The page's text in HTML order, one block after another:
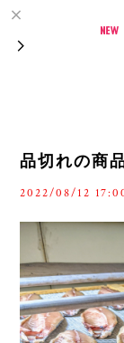
品切れの商
2022/08/12